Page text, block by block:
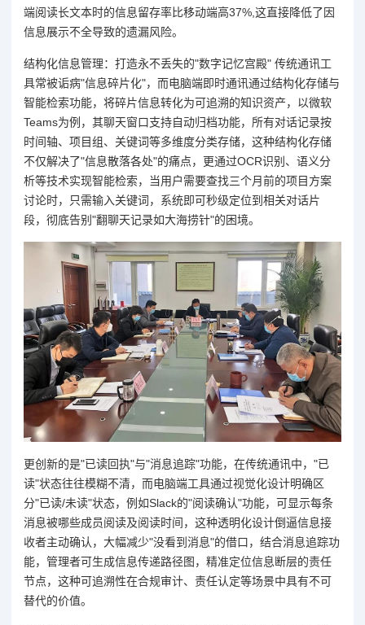
端阅读长文本时的信息留存率比移动端高37%,这直接降低了因
信息展示不全导致的遗漏风险。
结构化信息管理：打造永不丢失的"数字记忆宫殿" 传统通讯工
具常被诟病"信息碎片化"，而电脑端即时通讯通过结构化存储与
智能检索功能，将碎片信息转化为可追溯的知识资产，以微软
Teams为例，其聊天窗口支持自动归档功能，所有对话记录按
时间轴、项目组、关键词等多维度分类存储，这种结构化存储
不仅解决了"信息散落各处"的痛点，更通过OCR识别、语义分
析等技术实现智能检索，当用户需要查找三个月前的项目方案
讨论时，只需输入关键词，系统即可秒级定位到相关对话片
段，彻底告别"翻聊天记录如大海捞针"的困境。
更创新的是"已读回执"与"消息追踪"功能，在传统通讯中，"已
读"状态往往模糊不清，而电脑端工具通过视觉化设计明确区
分"已读/未读"状态，例如Slack的"阅读确认"功能，可显示每条
消息被哪些成员阅读及阅读时间，这种透明化设计倒逼信息接
收者主动确认，大幅减少"没看到消息"的借口，结合消息追踪功
能，管理者可生成信息传递路径图，精准定位信息断层的责任
节点，这种可追溯性在合规审计、责任认定等场景中具有不可
替代的价值。